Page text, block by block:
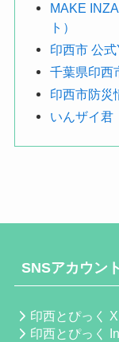
MAKE
ト）
印西市 公
千葉県印西
印西市防災
いんザイ君
SNSアカウント
印西とぴっく X
印西とぴっく